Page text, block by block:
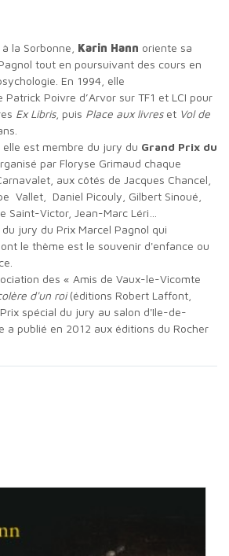
la Sorbonne, Karin Hann oriente sa
tout en poursuivant des cours en
En 1994, elle
Patrick Poivre d’Arvor sur TF1 et LCI pour
Ex Libris, puis Place aux livres et Vol de
elle est membre du jury du Grand Prix du
par Floryse Grimaud chaque
aux côtés de Jacques Chancel,
Vallet, Daniel Picouly, Gilbert Sinoué,
Saint-Victor, Jean-Marc Léri…
jury du Prix Marcel Pagnol qui
le thème est le souvenir d'enfance ou
des « Amis de Vaux-le-Vicomte
d'un roi(éditions Robert Laffont,
spécial du jury au salon d'Ile-de-
a publié en 2012 aux éditions du Rocher